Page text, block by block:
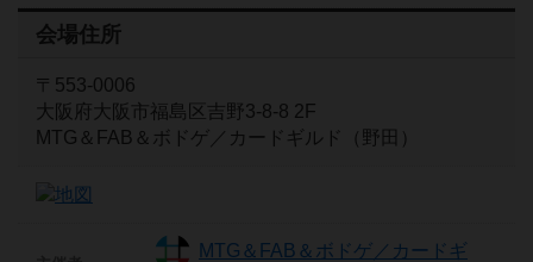
会場住所
〒553-0006
大阪府大阪市福島区吉野3-8-8 2F
MTG＆FAB＆ボドゲ／カードギルド（野田）
MTG＆FAB＆ボドゲ／カードギ